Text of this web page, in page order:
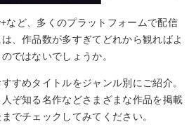
など、多くのプラットフォームで配信
、作品数が多すぎてどれから観ればよ
ではないでしょうか。
すめタイトルをジャンル別にご紹介。
ぞ知る名作などさまざまな作品を掲載
でチェックしてみてください。